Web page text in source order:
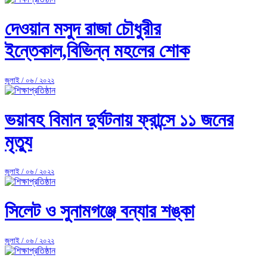
দেওয়ান মসুদ রাজা চৌধুরীর
ইন্তেকাল,বিভিন্ন মহলের শোক
জুলাই / ০৬ / ২০২২
ভয়াবহ বিমান দুর্ঘটনায় ফ্রান্সে ১১ জনের
মৃত্যু
জুলাই / ০৬ / ২০২২
সিলেট ও সুনামগঞ্জে বন্যার শঙ্কা
জুলাই / ০৬ / ২০২২